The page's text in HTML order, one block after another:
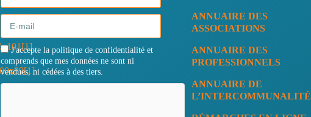
J'accepte la politique de confidentialité et
comprends que mes données ne sont ni
vendues, ni cédées à des tiers.
ANNUAIRE DES
ASSOCIATIONS
ANNUAIRE DES
PROFESSIONNELS
ANNUAIRE DE
L’INTERCOMMUNALITÉ